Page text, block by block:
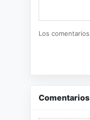
Los
Comentarios